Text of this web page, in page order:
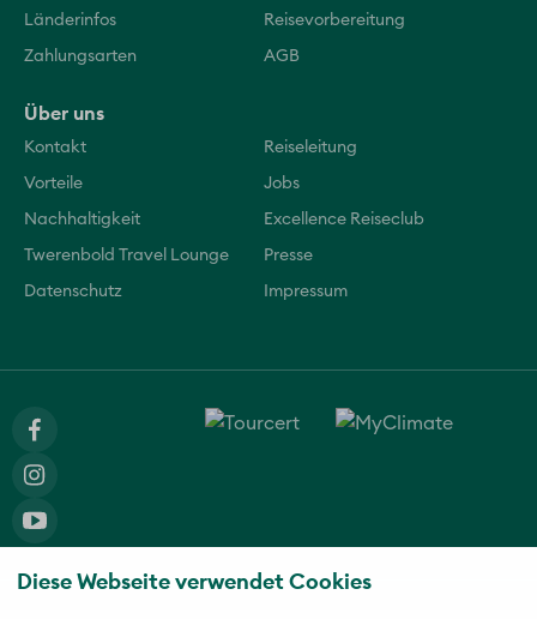
Diese Webseite verwendet Cookies
Länderinfos Reisevorbereitung
Zahlungsarten AGB
Über uns
Kontakt Reiseleitung
Vorteile Jobs
Nachhaltigkeit Excellence Reiseclub
Twerenbold Travel Lounge Presse
Datenschutz Impressum